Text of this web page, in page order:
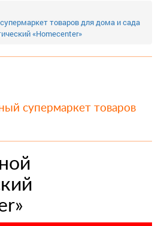
товаров для дома и сада
«Homecenter»
супермаркет товаров